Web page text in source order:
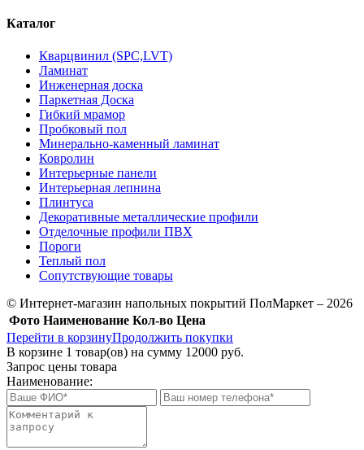
Каталог
Кварцвинил (SPC,LVT)
Ламинат
Инженерная доска
Паркетная Доска
Гибкий мрамор
Пробковый пол
Минерально-каменный ламинат
Ковролин
Интерьерные панели
Интерьерная лепнина
Плинтуса
Декоративные металлические профили
Отделочные профили ПВХ
Пороги
Теплый пол
Сопутствующие товары
© Интернет-магазин напольных покрытий ПолМаркет – 2026
Фото Наименование Кол-во Цена
Перейти в корзинуПродолжить покупки
В корзине 1 товар(ов) на сумму 12000 руб.
Запрос цены товара
Наименование: